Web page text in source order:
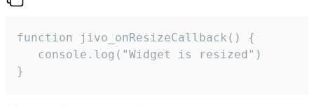
function jivo_onResizeCallback() {
   console.log("Widget is resized")
}